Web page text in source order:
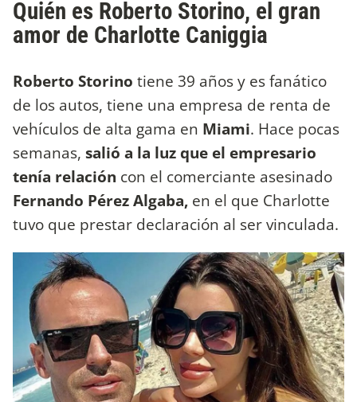
Quién es Roberto Storino, el gran
amor de Charlotte Caniggia
Roberto Storino tiene 39 años y es fanático
de los autos, tiene una empresa de renta de
vehículos de alta gama en Miami. Hace pocas
semanas, salió a la luz que el empresario
tenía relación con el comerciante asesinado
Fernando Pérez Algaba, en el que Charlotte
tuvo que prestar declaración al ser vinculada.